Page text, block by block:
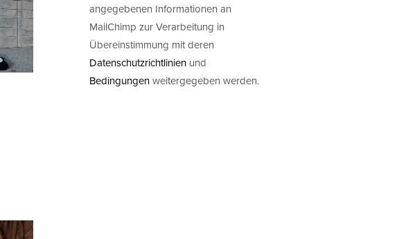
angegebenen Informationen an
MailChimp zur Verarbeitung in
Übereinstimmung mit deren
Datenschutzrichtlinien und
Bedingungenweitergegeben werden.